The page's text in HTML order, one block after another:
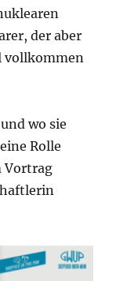
der aber
vollkommen
wo sie
Rolle
Vortrag